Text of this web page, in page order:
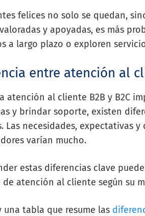
felices no solo se quedan,
y apoyadas, es más
a largo plazo o exploren
entre atención al
atención al cliente B2B y B2C
y brindar soporte, existen
Las necesidades, expectativas
varían mucho.
estas diferencias clave
de atención al cliente según su
una tabla que resume las